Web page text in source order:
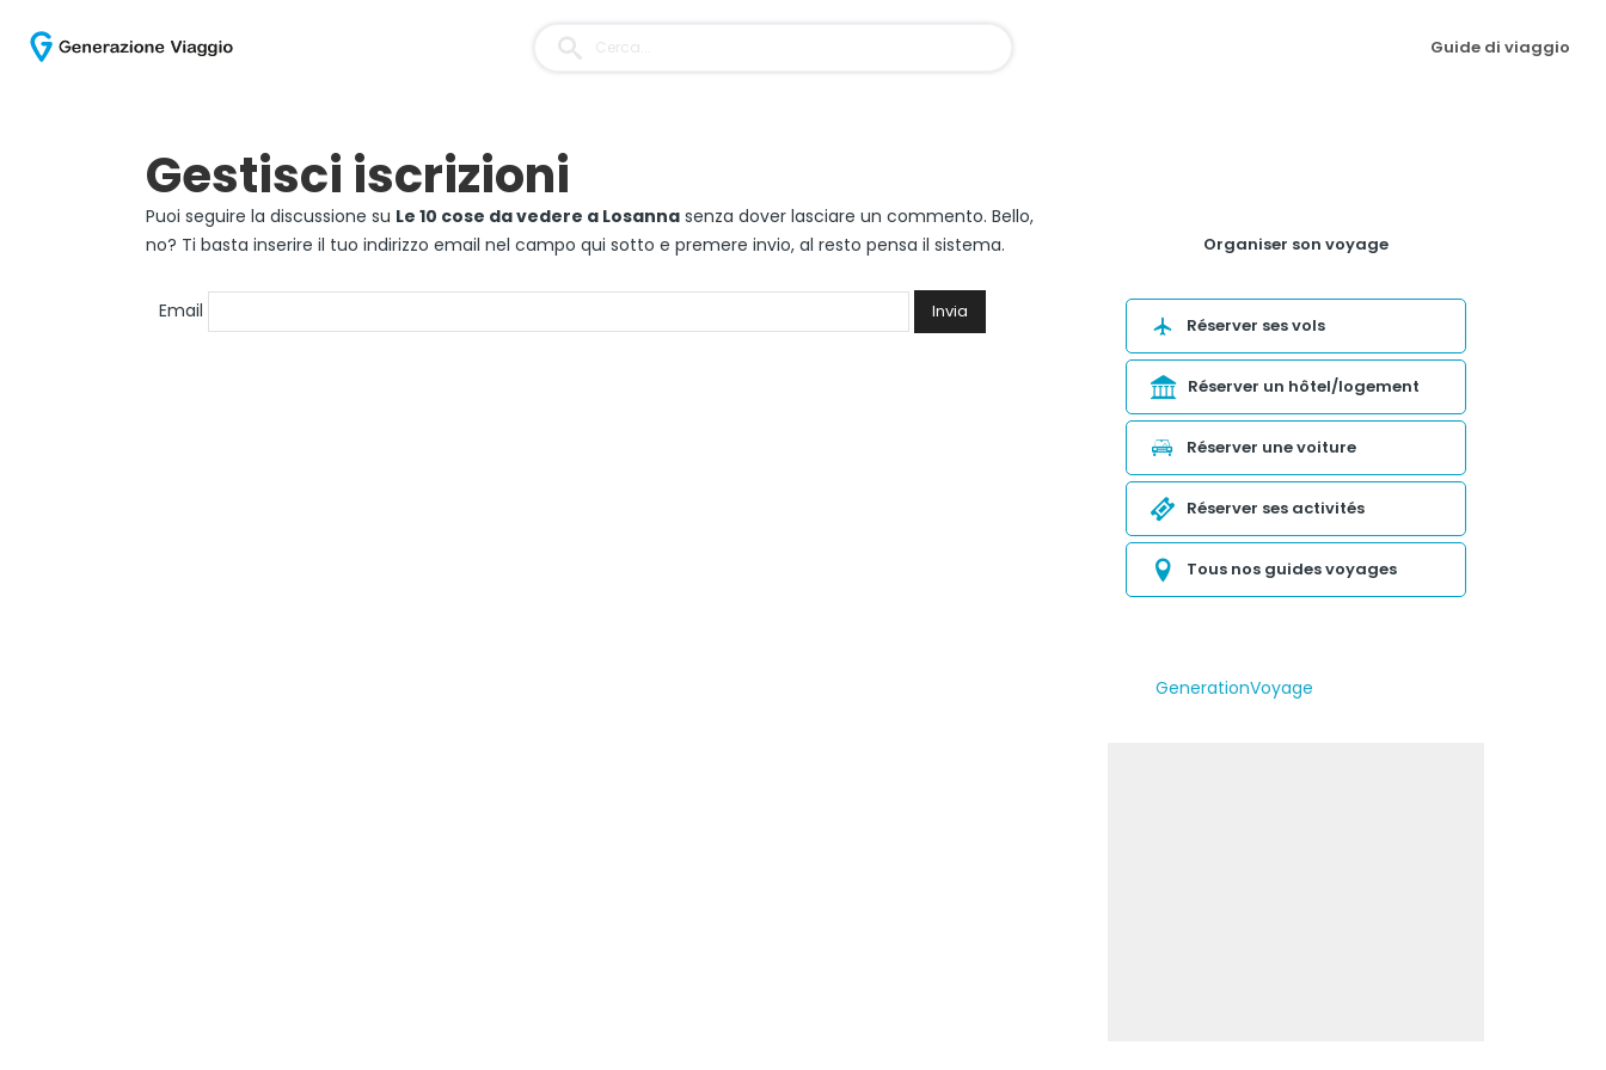
Guide di viaggio
Gestisci iscrizioni
Puoi seguire la discussione su Le 10 cose da vedere a Losanna senza dover lasciare un commento. Bello,
no? Ti basta inserire il tuo indirizzo email nel campo qui sotto e premere invio, al resto pensa il sistema.
Email
Organiser son voyage
Réserver ses vols
Réserver un hôtel/logement
Réserver une voiture
Réserver ses activités
Tous nos guides voyages
GenerationVoyage